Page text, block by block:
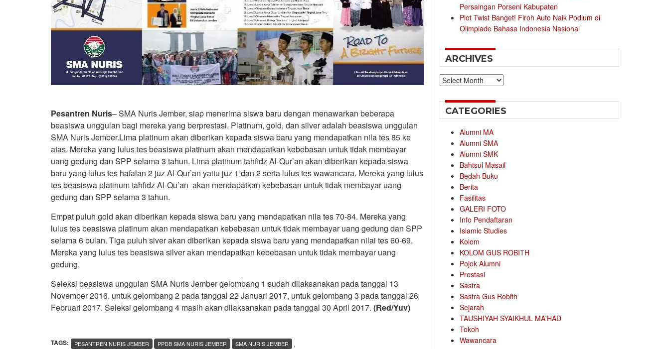
Pesantren Nuris– SMA Nuris Jember, siap menerima siswa baru dengan menawarkan beberapa
beasiswa unggulan bagi mereka yang berprestasi. Platinum, gold, dan silver adalah beasiswa unggulan
SMA Nuris Jember.Lima platinum akan diberikan kepada siswa baru yang mendapatkan nila tes 85 ke
atas. Mereka yang lulus tes beasiswa platinum akan mendapatkan kebebasan untuk tidak membayar
uang gedung dan SPP selama 3 tahun. Lima platinum tahfidz Al-Qur’an akan diberikan kepada siswa
baru yang lulus tes hafalan 2 juz Al-Qur’an yaitu juz 1 dan 2 serta lulus tes wawancara. Mereka yang lulus
tes beasiswa platinum tahfidz Al-Qu’an akan mendapatkan kebebasan untuk tidak membayar uang
gedung dan SPP selama 3 tahun.
Empat puluh gold akan diberikan kepada siswa baru yang mendapatkan nila tes 70-84. Mereka yang
lulus tes beasiswa platinum akan mendapatkan kebebasan untuk tidak membayar uang gedung dan SPP
selama 6 bulan. Tiga puluh siver akan diberikan kepada siswa baru yang mendapatkan nilai tes 60-69.
Mereka yang lulus tes beasiswa silver akan mendapatkan kebebasan untuk tidak membayar uang
gedung.
Seleksi beasiswa unggulan SMA Nuris Jember gelombang 1 sudah dilaksanakan pada tanggal 13
November 2016, untuk gelombang 2 pada tanggal 22 Januari 2017, untuk gelombang 3 pada tanggal 26
Februari 2017. Seleksi gelombang 4 masih akan dilaksanakan pada tanggal 30 April 2017. (Red/Yuv)
TAGS: ,
PESANTREN NURIS JEMBER PPDB SMA NURIS JEMBER SMA NURIS JEMBER
Persaingan Porseni Kabupaten
Plot Twist Banget! Firoh Auto Naik Podium di
Olimpiade Bahasa Indonesia Nasional
ARCHIVES
Archives
CATEGORIES
Alumni MA
Alumni SMA
Alumni SMK
Bahtsul Masail
Bedah Buku
Berita
Fasilitas
GALERI FOTO
Info Pendaftaran
Islamic Studies
Kolom
KOLOM GUS ROBITH
Pojok Alumni
Prestasi
Sastra
Sastra Gus Robith
Sejarah
TAUSHIYAH SYAIKHUL MA'HAD
Tokoh
Wawancara